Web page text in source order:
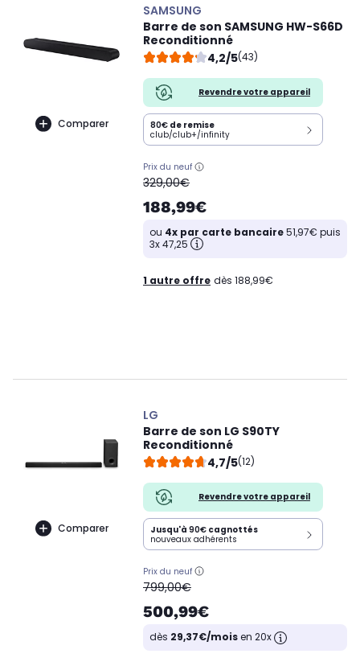
Comparer
SAMSUNG
Barre de son SAMSUNG HW-S66D
Reconditionné
4,2/5(43)
Revendre votre appareil
80€ de remise
club/club+/infinity
Prix du neuf
oldPrice
329,00€
188,99€
ou 4x par carte bancaire51,97€ puis
3x 47,25
1 autre offre dès 188,99€
Comparer
LG
Barre de son LG S90TY
Reconditionné
4,7/5(12)
Revendre votre appareil
Jusqu'à 90€ cagnottés
nouveaux adhérents
Prix du neuf
oldPrice
799,00€
500,99€
dès 29,37€/moisen 20x